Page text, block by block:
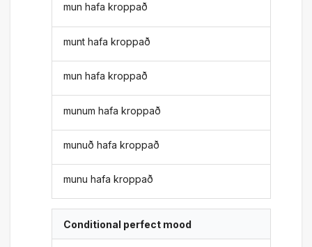
mun hafa kroppað
munt hafa kroppað
mun hafa kroppað
munum hafa kroppað
munuð hafa kroppað
munu hafa kroppað
Conditional perfect mood